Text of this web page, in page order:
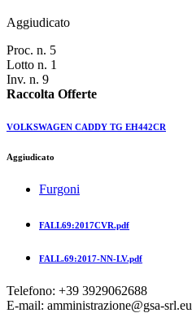
Aggiudicato
Proc. n. 5
Lotto n. 1
Inv. n. 9
Raccolta Offerte
VOLKSWAGEN CADDY TG EH442CR
Aggiudicato
Furgoni
FALL69:2017CVR.pdf
FALL.69:2017-NN-LV.pdf
Telefono: +39 3929062688
E-mail: amministrazione@gsa-srl.eu